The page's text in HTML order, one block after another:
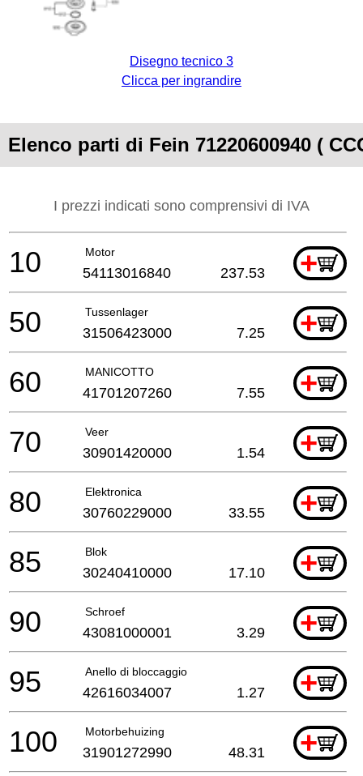
Disegno tecnico 3
Clicca per ingrandire
Elenco parti di Fein 71220600940 (
I prezzi indicati sono comprensivi di IVA
Motor +
10 54113016840 237.53
Tussenlager +
50 31506423000 7.25
MANICOTTO +
60 41701207260 7.55
Veer +
70 30901420000 1.54
Elektronica +
80 30760229000 33.55
Blok +
85 30240410000 17.10
Schroef +
90 43081000001 3.29
Anello di bloccaggio +
95 42616034007 1.27
Motorbehuizing +
100 31901272990 48.31